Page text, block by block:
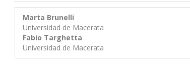
Marta Brunelli
Universidad de Macerata
Fabio Targhetta
Universidad de Macerata